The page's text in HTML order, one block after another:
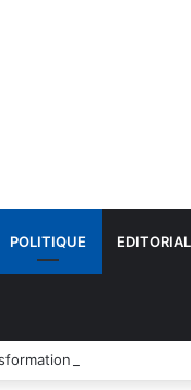
POLITIQUE EDITORIAL
numérique : le